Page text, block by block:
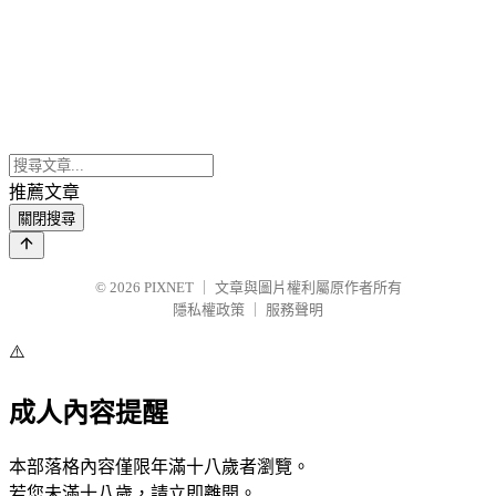
推薦文章
關閉搜尋
© 2026 PIXNET
文章與圖片權利屬原作者所有
隱私權政策
服務聲明
⚠️
成人內容提醒
本部落格內容僅限年滿十八歲者瀏覽。